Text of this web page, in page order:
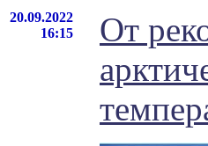
20.09.2022
16:15
От